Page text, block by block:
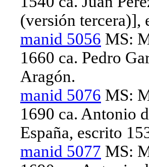
(versión tercera)],
manid 5056 MS:
1660 ca. Pedro
Aragón.
manid 5076 MS:
1690 ca. Antonio
España, escrito
manid 5077 MS: